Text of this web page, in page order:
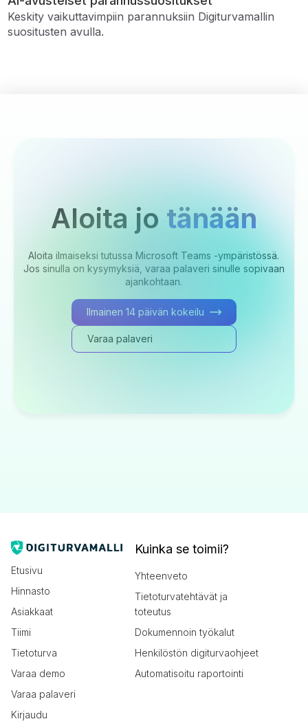
Keskity vaikuttavimpiin parannuksiin Digiturvamallin
suositusten avulla.
Aloita jo tänään
Aloita ilmaiseksi tutussa Microsoft Teams -ympäristössä.
Jos sinulla on kysymyksiä, varaa palaveri sinulle sopivaan
ajankohtaan.
Ilmainen 14 päivän kokeilu
Varaa palaveri
Etusivu
Hinnasto
Asiakkaat
Tiimi
Tietoturva
Varaa demo
Varaa palaveri
Kirjaudu
Kuinka se toimii?
Yhteenveto
Tietoturvatehtävät ja
toteutus
Dokumennoin työkalut
Henkilöstön digiturvaohjeet
Automatisoitu raportointi